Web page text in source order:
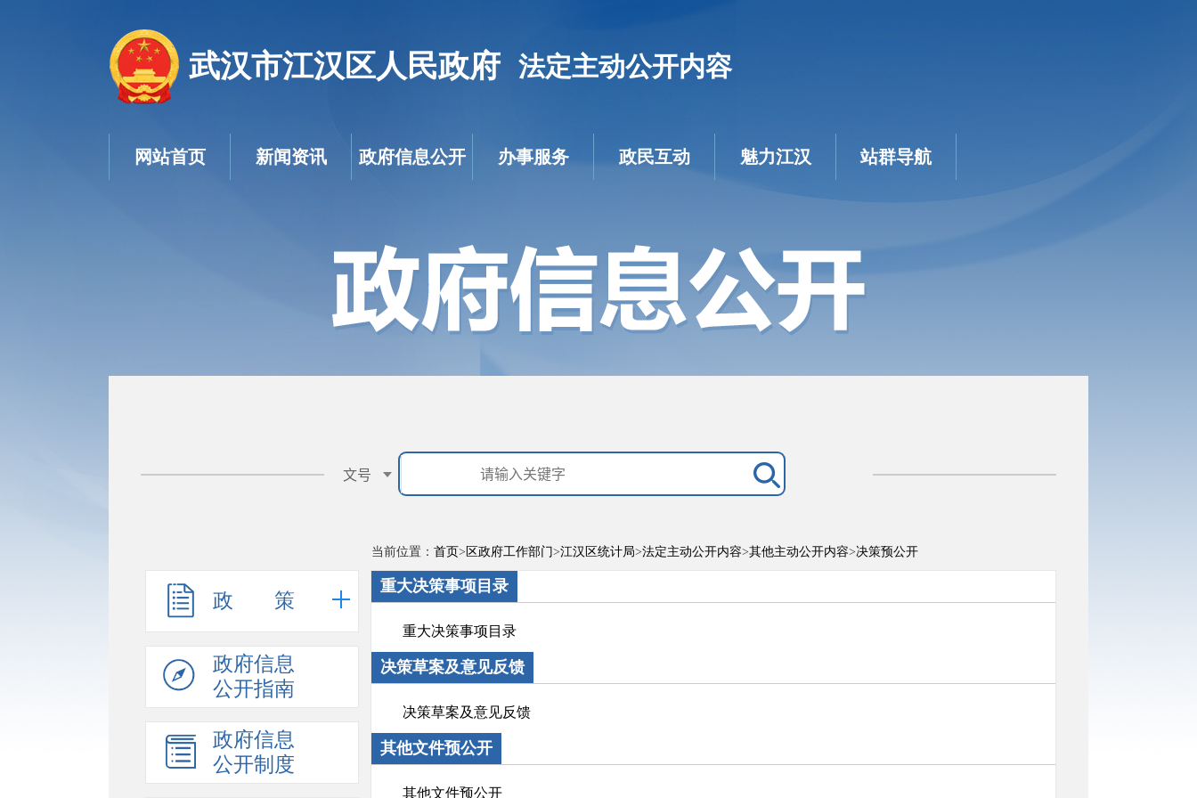
武汉市江汉区人民政府 法定主动公开内容
网站首页 新闻资讯 政府信息公开 办事服务 政民互动 魅力江汉 站群导航
政 策
政府信息
公开指南
政府信息
公开制度
当前位置： 首页> 区政府工作部门>江汉区统计局>法定主动公开内容>其他主动公开内容>决策预公开
重大决策事项目录
重大决策事项目录
决策草案及意见反馈
决策草案及意见反馈
其他文件预公开
其他文件预公开